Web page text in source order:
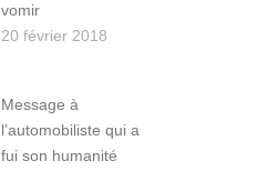
vomir
20 février 2018
Message à
l’automobiliste qui a
fui son humanité